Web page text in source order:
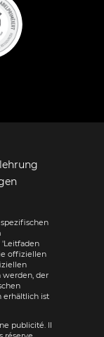
offiziellen
der
erhältlich ist
publicité. Il